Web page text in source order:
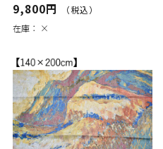
9,800円
（税込）
在庫： ×